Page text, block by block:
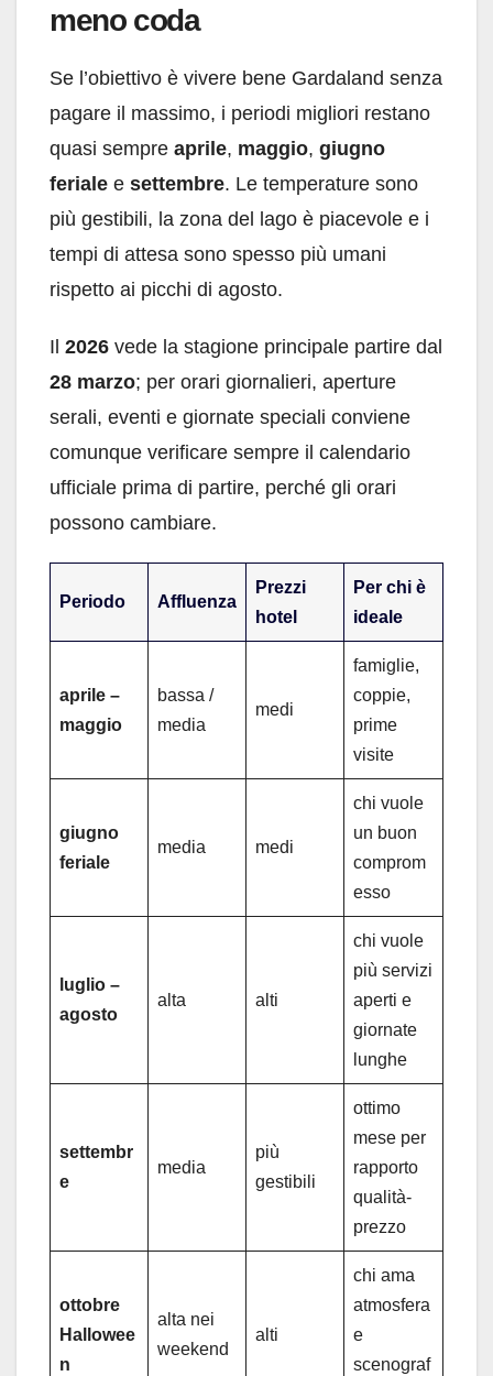
meno coda
Se l’obiettivo è vivere bene Gardaland senza
pagare il massimo, i periodi migliori restano
quasi sempre aprile, maggio, giugno
feriale e settembre. Le temperature sono
più gestibili, la zona del lago è piacevole e i
tempi di attesa sono spesso più umani
rispetto ai picchi di agosto.
Il 2026 vede la stagione principale partire dal
28 marzo; per orari giornalieri, aperture
serali, eventi e giornate speciali conviene
comunque verificare sempre il calendario
ufficiale prima di partire, perché gli orari
possono cambiare.
Periodo Affluenza
Prezzi
hotel
Per chi è
ideale
aprile –
maggio
bassa /
media
medi
famiglie,
coppie,
prime
visite
giugno
feriale
media medi
chi vuole
un buon
comprom
esso
luglio –
agosto
alta alti
chi vuole
più servizi
aperti e
giornate
lunghe
settembr
e
media
più
gestibili
ottimo
mese per
rapporto
qualità-
prezzo
ottobre
Hallowee
n
alta nei
weekend
alti
chi ama
atmosfera
e
scenograf